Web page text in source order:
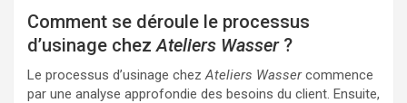
Comment se déroule le processus
d’usinage chezAteliers Wasser?
Le processus d’usinage chezAteliers Wassercommence
par une analyse approfondie des besoins du client. Ensuite,